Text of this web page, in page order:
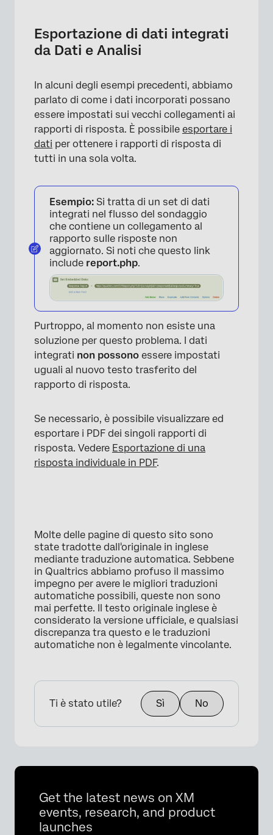
Esportazione di dati integrati
da Dati e Analisi
In alcuni degli esempi precedenti, abbiamo
parlato di come i dati incorporati possano
essere impostati sui vecchi collegamenti ai
rapporti di risposta. È possibile esportare i
dati per ottenere i rapporti di risposta di
tutti in una sola volta.
Esempio: Si tratta di un set di dati
integrati nel flusso del sondaggio
che contiene un collegamento al
rapporto sulle risposte non
aggiornato. Si noti che questo link
include report.php.
Purtroppo, al momento non esiste una
soluzione per questo problema. I dati
integrati non possono essere impostati
uguali al nuovo testo trasferito del
rapporto di risposta.
Se necessario, è possibile visualizzare ed
esportare i PDF dei singoli rapporti di
risposta. Vedere Esportazione di una
risposta individuale in PDF.
Molte delle pagine di questo sito sono
state tradotte dall'originale in inglese
mediante traduzione automatica. Sebbene
in Qualtrics abbiamo profuso il massimo
impegno per avere le migliori traduzioni
automatiche possibili, queste non sono
mai perfette. Il testo originale inglese è
considerato la versione ufficiale, e qualsiasi
discrepanza tra questo e le traduzioni
automatiche non è legalmente vincolante.
Ti è stato utile? Sì No
Get the latest news on XM
events, research, and product
launches